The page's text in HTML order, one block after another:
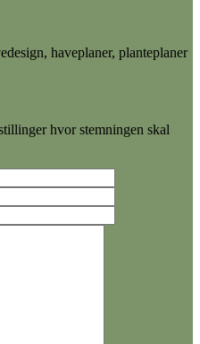
haveplaner, planteplaner
hvor stemningen skal